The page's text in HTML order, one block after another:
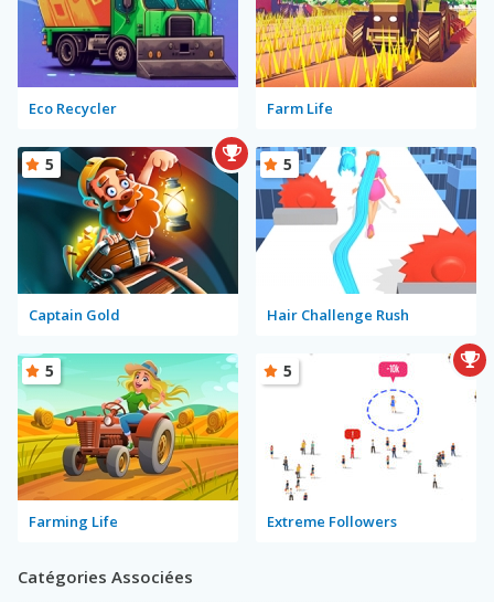
Eco Recycler Farm Life
Captain Gold
5
Hair Challenge Rush
5
Farming Life
5
Extreme Followers
5
Catégories Associées